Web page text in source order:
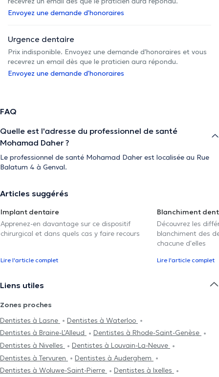
Envoyez une demande d'honoraires
Urgence dentaire
Prix indisponible. Envoyez une demande d'honoraires et vous
recevrez un email dès que le praticien aura répondu.
Envoyez une demande d'honoraires
FAQ
Quelle est l'adresse du professionnel de santé
Mohamad Daher ?
Le professionnel de santé Mohamad Daher est localisée au Rue
Balatum 4 à Genval.
Articles suggérés
Implant dentaire
Apprenez-en davantage sur ce dispositif
chirurgical et dans quels cas y faire recours
Lire l'article complet
Blanchiment
Découvrez les
blanchiment des
chacune d'elles
Lire l'article complet
Liens utiles
Zones proches
Dentistes à Lasne
Dentistes à Waterloo
Dentistes à Braine-L'Alleud
Dentistes à Rhode-Saint-Genèse
Dentistes à Nivelles
Dentistes à Louvain-La-Neuve
Dentistes à Tervuren
Dentistes à Auderghem
Dentistes à Woluwe-Saint-Pierre
Dentistes à Ixelles